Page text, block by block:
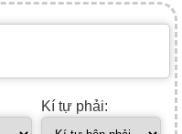
Kí tự phải: